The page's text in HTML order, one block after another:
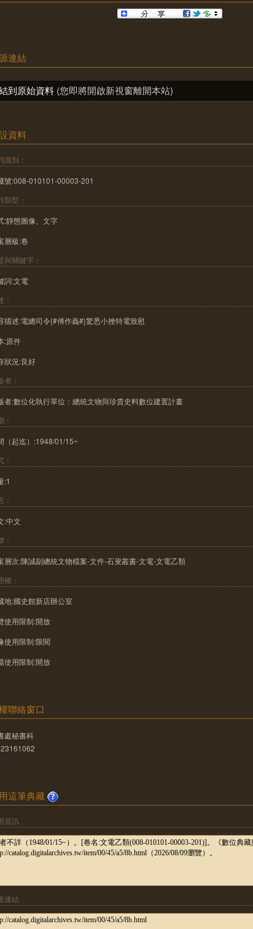
連結
到原始資料 (您即將開啟新視窗離開本站)
資料
識別：
號:008-010101-00003-201
類型：
:靜態圖像、文字
層級:卷
與關鍵字：
詞:文電
：
描述:電總司令{#傅作義#}驚悉小挫特電致慰
:原件
狀況:良好
者：
者:數位化執行單位：總統文物與珍貴史料數位建置計畫
：
（起迄）:1948/01/15~
：
:1
：
:中文
：
層次:陳誠副總統文物檔案-文件-石叟叢書-文電-文電乙類
權：
地:國史館新店辦公室
使用限制:開放
使用限制:限閱
使用限制:開放
聯絡窗口
處秘書科
這筆典藏
資訊
連結